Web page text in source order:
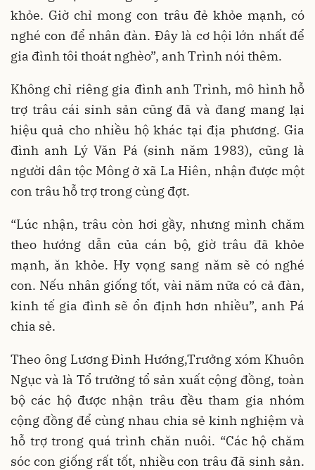
khỏe. Giờ chỉ mong con trâu đẻ khỏe mạnh, có
nghé con để nhân đàn. Đây là cơ hội lớn nhất để
gia đình tôi thoát nghèo”, anh Trình nói thêm.
Không chỉ riêng gia đình anh Trình, mô hình hỗ
trợ trâu cái sinh sản cũng đã và đang mang lại
hiệu quả cho nhiều hộ khác tại địa phương. Gia
đình anh Lý Văn Pá (sinh năm 1983), cũng là
người dân tộc Mông ở xã La Hiên, nhận được một
con trâu hỗ trợ trong cùng đợt.
“Lúc nhận, trâu còn hơi gầy, nhưng mình chăm
theo hướng dẫn của cán bộ, giờ trâu đã khỏe
mạnh, ăn khỏe. Hy vọng sang năm sẽ có nghé
con. Nếu nhân giống tốt, vài năm nữa có cả đàn,
kinh tế gia đình sẽ ổn định hơn nhiều”, anh Pá
chia sẻ.
Theo ông Lương Đình Hướng,Trưởng xóm Khuôn
Ngục và là Tổ trưởng tổ sản xuất cộng đồng, toàn
bộ các hộ được nhận trâu đều tham gia nhóm
cộng đồng để cùng nhau chia sẻ kinh nghiệm và
hỗ trợ trong quá trình chăn nuôi. “Các hộ chăm
sóc con giống rất tốt, nhiều con trâu đã sinh sản.